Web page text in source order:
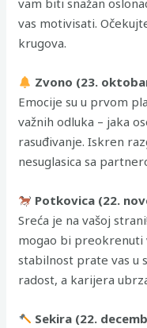
vam biti snažan
vas motivisati.
krugova.
Zvono (23.
Emocije su u prvom
važnih odluka – jaka
rasuđivanje. Iskren
nesuglasica sa
Potkovica (22.
Sreća je na vašoj
mogao bi preokrenuti
stabilnost prate vas u
radost, a karijera
Sekira (22.